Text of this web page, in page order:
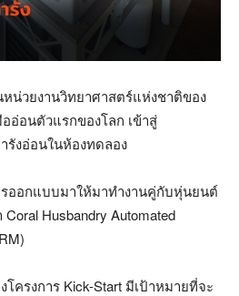
หน่วยงานวิทยาศาสตร์แห่งชาติของ
อ่อนตัวแรกของโลก เข้าสู่
รังอ่อนในห้องทดลอง
ออกแบบมาให้มาทำงานคู่กับหุ่นยนต์
Coral Husbandry Automated
โครงการ Kick-Start มีเป้าหมายที่จะ